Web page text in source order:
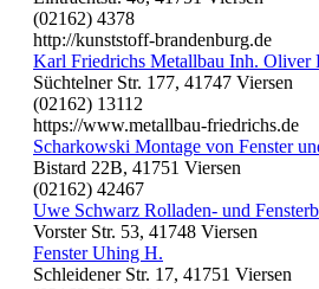
(02162) 4378
http://kunststoff-brandenburg.de
Karl Friedrichs Metallbau Inh. Oliver
Süchtelner Str. 177, 41747 Viersen
(02162) 13112
https://www.metallbau-friedrichs.de
Scharkowski Montage von Fenster
Bistard 22B, 41751 Viersen
(02162) 42467
Uwe Schwarz Rolladen- und
Vorster Str. 53, 41748 Viersen
Fenster Uhing H.
Schleidener Str. 17, 41751 Viersen